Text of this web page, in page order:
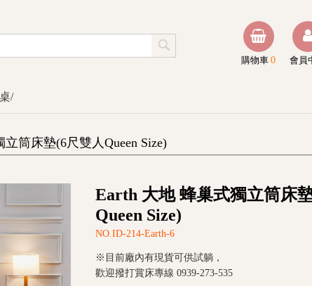
會員
購物車 0
/
筒床墊(6尺雙人Queen Size)
Earth 大地 蜂巢式獨立筒床
Queen Size)
NO.ID-214-Earth-6
※目前廠內有現貨可供試躺，
歡迎撥打賞床專線 0939-273-535